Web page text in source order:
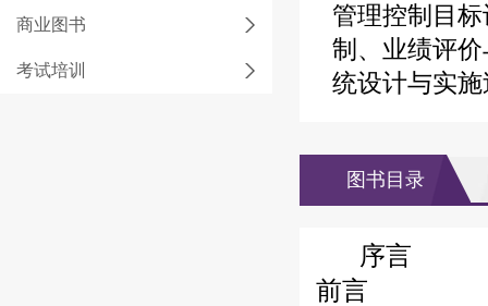
商业图书
考试培训
管理控制目
制、业绩评
统设计与实
图书目录
序言
前言